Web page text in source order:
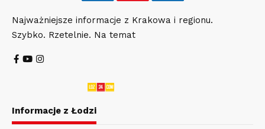
Najważniejsze informacje z Krakowa i regionu.
Szybko. Rzetelnie. Na temat
Informacje z Łodzi